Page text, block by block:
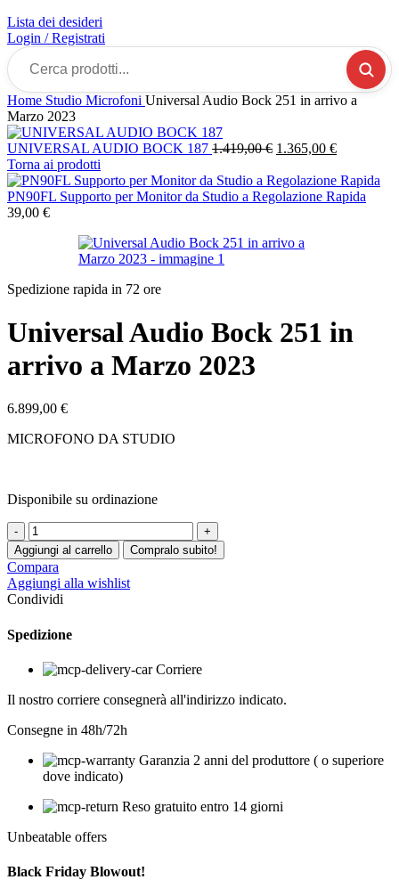
Lista dei desideri
Login / Registrati
Cerca
prodotti...
Home Studio Microfoni Universal Audio Bock 251 in arrivo a
Marzo 2023
UNIVERSAL AUDIO BOCK 187 1.419,00€ Il
originale
era:
1.365,00 €Il
attuale
è:
Torna ai prodotti
PN90FL Supporto per Monitor da Studio a Regolazione Rapida
39,00 €
Spedizione rapida in 72 ore
Universal Audio Bock 251 in
arrivo a Marzo 2023
6.899,00 €
MICROFONO DA STUDIO
Disponibile su ordinazione
Universal
Audio
Bock
251
in
arrivo
Marzo
quantità
Aggiungi al carrello Compralo subito!
Compara
Aggiungi alla wishlist
Condividi
Spedizione
Corriere
Il nostro corriere consegnerà all'indirizzo indicato.
Consegne in 48h/72h
Garanzia 2 anni del produttore ( o superiore
dove indicato)
Reso gratuito entro 14 giorni
Unbeatable offers
Black Friday Blowout!